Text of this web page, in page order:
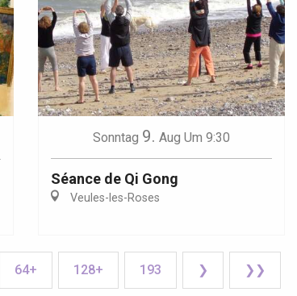
Sonntag 9. Aug Um 9:30
Séance de Qi Gong
Veules-les-Roses
64+ 128+ 193 ❯ ❯❯